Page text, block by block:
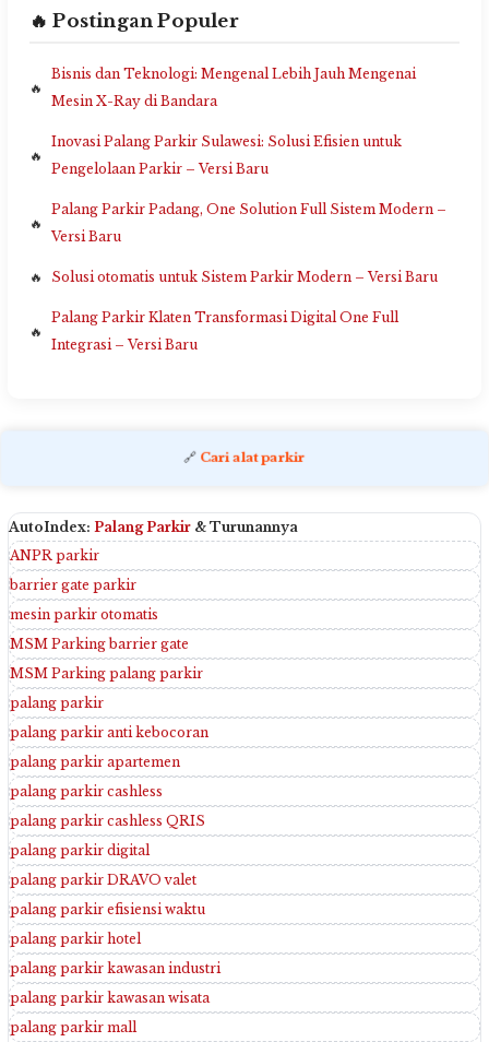
🔥 Postingan Populer
Bisnis dan Teknologi: Mengenal Lebih Jauh Mengenai
Mesin X-Ray di Bandara
Inovasi Palang Parkir Sulawesi: Solusi Efisien untuk
Pengelolaan Parkir – Versi Baru
Palang Parkir Padang, One Solution Full Sistem Modern –
Versi Baru
Solusi otomatis untuk Sistem Parkir Modern – Versi Baru
Palang Parkir Klaten Transformasi Digital One Full
Integrasi – Versi Baru
🔗 Cari alat parkir
AutoIndex: Palang Parkir & Turunannya
ANPR parkir
barrier gate parkir
mesin parkir otomatis
MSM Parking barrier gate
MSM Parking palang parkir
palang parkir
palang parkir anti kebocoran
palang parkir apartemen
palang parkir cashless
palang parkir cashless QRIS
palang parkir digital
palang parkir DRAVO valet
palang parkir efisiensi waktu
palang parkir hotel
palang parkir kawasan industri
palang parkir kawasan wisata
palang parkir mall